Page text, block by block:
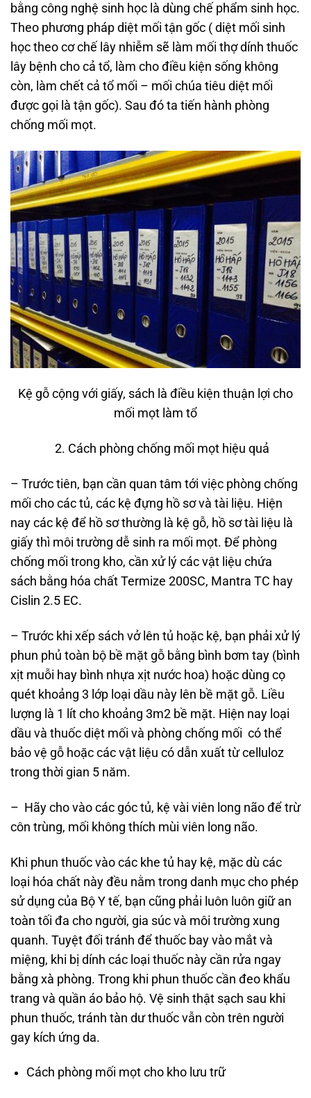
bằng công nghệ sinh học là dùng chế phẩm sinh học.
Theo phương pháp diệt mối tận gốc ( diệt mối sinh
học theo cơ chế lây nhiễm sẽ làm mối thợ dính thuốc
lây bệnh cho cả tổ, làm cho điều kiện sống không
còn, làm chết cả tổ mối – mối chúa tiêu diệt mối
được gọi là tận gốc). Sau đó ta tiến hành phòng
chống mối mọt.
Kệ gỗ cộng với giấy, sách là điều kiện thuận lợi cho
mối mọt làm tổ
2. Cách phòng chống mối mọt hiệu quả
– Trước tiên, bạn cần quan tâm tới việc phòng chống
mối cho các tủ, các kệ đựng hồ sơ và tài liệu. Hiện
nay các kệ để hồ sơ thường là kệ gỗ, hồ sơ tài liệu là
giấy thì môi trường dễ sinh ra mối mọt. Để phòng
chống mối trong kho, cần xử lý các vật liệu chứa
sách bằng hóa chất Termize 200SC, Mantra TC hay
Cislin 2.5 EC.
– Trước khi xếp sách vở lên tủ hoặc kệ, bạn phải xử lý
phun phủ toàn bộ bề mặt gỗ bằng bình bơm tay (bình
xịt muỗi hay bình nhựa xịt nước hoa) hoặc dùng cọ
quét khoảng 3 lớp loại dầu này lên bề mặt gỗ. Liều
lượng là 1 lít cho khoảng 3m2 bề mặt. Hiện nay loại
dầu và thuốc diệt mối và phòng chống mối có thể
bảo vệ gỗ hoặc các vật liệu có dẫn xuất từ celluloz
trong thời gian 5 năm.
– Hãy cho vào các góc tủ, kệ vài viên long não để trừ
côn trùng, mối không thích mùi viên long não.
Khi phun thuốc vào các khe tủ hay kệ, mặc dù các
loại hóa chất này đều nằm trong danh mục cho phép
sử dụng của Bộ Y tế, bạn cũng phải luôn luôn giữ an
toàn tối đa cho người, gia súc và môi trường xung
quanh. Tuyệt đối tránh để thuốc bay vào mắt và
miệng, khi bị dính các loại thuốc này cần rửa ngay
bằng xà phòng. Trong khi phun thuốc cần đeo khẩu
trang và quần áo bảo hộ. Vệ sinh thật sạch sau khi
phun thuốc, tránh tàn dư thuốc vẫn còn trên người
gay kích ứng da.
Cách phòng mối mọt cho kho lưu trữ